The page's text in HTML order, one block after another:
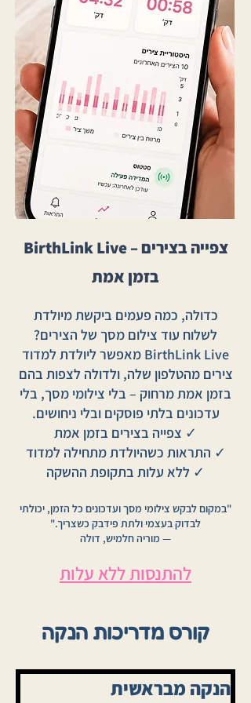
BirthLink Live – צפייה בצירים
בזמן אמת
כדולה, כמה פעמים ביקשת מיולדת
לשלוח עוד צילום מסך של הצירים?
BirthLink Live מאפשר ליולדת למדוד
צירים מהטלפון שלה, ולדולה לצפות בהם
בזמן אמת מרחוק – בלי צילומי מסך, בלי
עדכונים בלתי פוסקים ובלי ניחושים.
✓ צפייה בצירים בזמן אמת
✓ התראות כשהיולדת מתחילה למדוד
✓ ללא עלות בתקופת ההשקה
"במקום לבקש צילומי מסך ועדכונים כל הזמן, יכולתי
לבדוק בעצמי ולתת פידבק כשצריך."
— מוריה חלמיש, דולה
להתנסות ללא עלות
קורס מדריכות הנקה
הנקה מבראשית